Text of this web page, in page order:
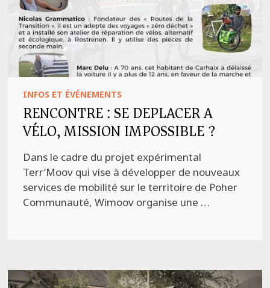
INFOS ET ÉVÉNEMENTS
RENCONTRE : SE DEPLACER A
VÉLO, MISSION IMPOSSIBLE ?
Dans le cadre du projet expérimental
Terr’Moov qui vise à développer de nouveaux
services de mobilité sur le territoire de Poher
Communauté, Wimoov organise une …